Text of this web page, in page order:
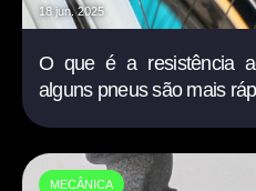
18 jun. 2025
O que é a resistência
alguns pneus são mais
MECÂNICA